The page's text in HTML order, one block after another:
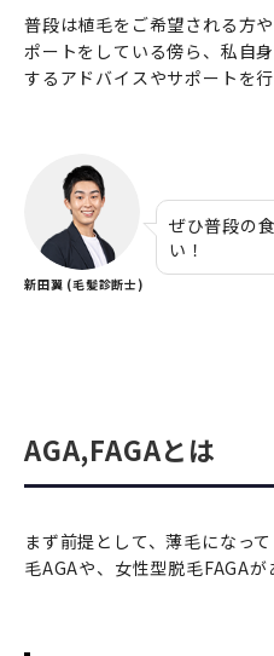
普段は植毛をご希望される方
ポートをしている傍ら、私自
するアドバイスやサポートを行
新田翼 (毛髪診断士)
ぜひ普段の
い！
AGA,FAGAとは
まず前提として、薄毛になっ
毛AGAや、女性型脱毛FAGAが